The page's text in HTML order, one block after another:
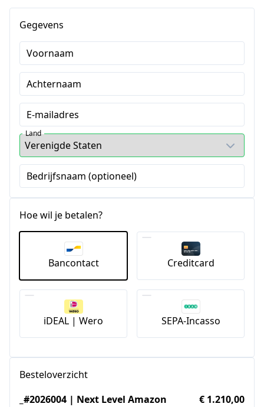
Gegevens
Voornaam
Achternaam
E-mailadres
Land
Bedrijfsnaam (optioneel)
Hoe wil je betalen?
Bancontact Creditcard
iDEAL | Wero SEPA-Incasso
Besteloverzicht
_#2026004 | Next Level Amazon
€ 1.210,00